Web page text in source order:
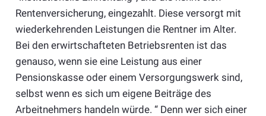
Rentenversicherung, eingezahlt. Diese versorgt mit
wiederkehrenden Leistungen die Rentner im Alter.
Bei den erwirtschafteten Betriebsrenten ist das
genauso, wenn sie eine Leistung aus einer
Pensionskasse oder einem Versorgungswerk sind,
selbst wenn es sich um eigene Beiträge des
Arbeitnehmers handeln würde. “ Denn wer sich einer